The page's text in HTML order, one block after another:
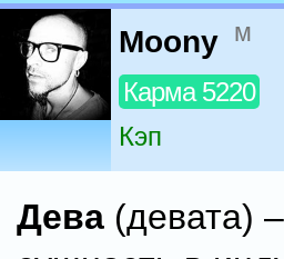
Moony м
Карма 5220
Кэп
Дева (девата)